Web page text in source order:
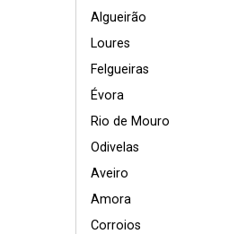
Algueirão
Loures
Felgueiras
Évora
Rio de Mouro
Odivelas
Aveiro
Amora
Corroios